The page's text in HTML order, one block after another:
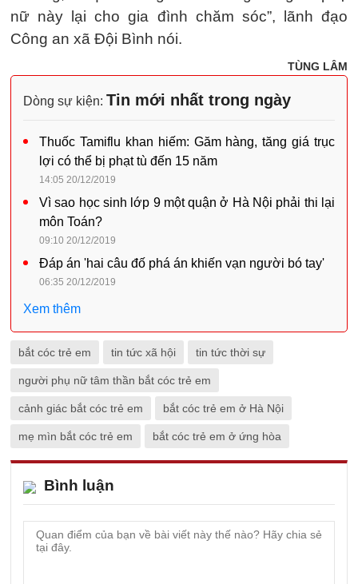
nữ này lại cho gia đình chăm sóc”, lãnh đạo
Công an xã Đội Bình nói.
TÙNG LÂM
Dòng sự kiện: Tin mới nhất trong ngày
Thuốc Tamiflu khan hiếm: Găm hàng, tăng giá trục
lợi có thể bị phạt tù đến 15 năm
14:05 20/12/2019
Vì sao học sinh lớp 9 một quận ở Hà Nội phải thi lại
môn Toán?
09:10 20/12/2019
Đáp án 'hai câu đố phá án khiến vạn người bó tay'
06:35 20/12/2019
Xem thêm
bắt cóc trẻ em tin tức xã hội tin tức thời sự
người phụ nữ tâm thần bắt cóc trẻ em
cảnh giác bắt cóc trẻ em bắt cóc trẻ em ở Hà Nội
mẹ mìn bắt cóc trẻ em bắt cóc trẻ em ở ứng hòa
Bình luận